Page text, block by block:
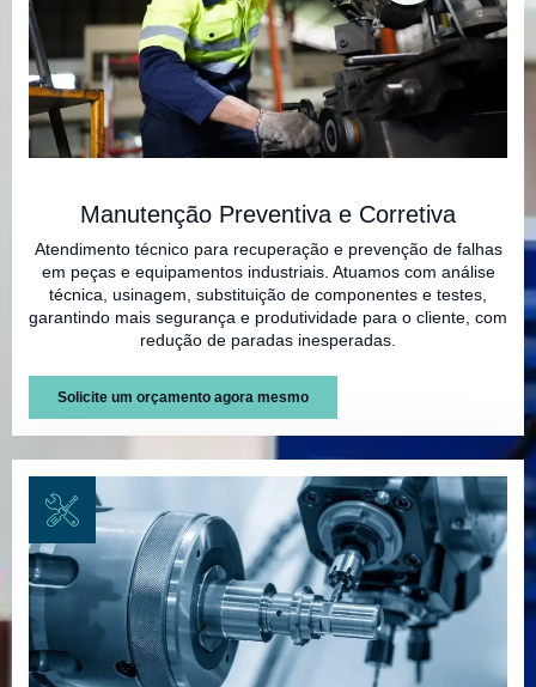
Manutenção Preventiva e Corretiva
Atendimento técnico para recuperação e prevenção de falhas
em peças e equipamentos industriais. Atuamos com análise
técnica, usinagem, substituição de componentes e testes,
garantindo mais segurança e produtividade para o cliente, com
redução de paradas inesperadas.
Solicite um orçamento agora mesmo